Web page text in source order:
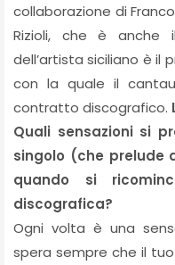
collaborazione di
Rizioli, che è anche
dell’artista siciliano è il
con la quale il
contratto discografico.
Quali sensazioni si
singolo (che prelude
quando si
discografica?
Ogni volta è una
spera sempre che il